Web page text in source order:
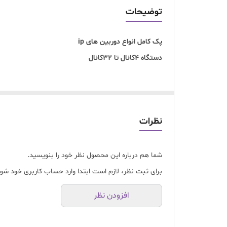
توضیحات
پک کامل انواع دوربین های ip
دستگاه 4کانال تا 32کانال
نظرات
شما هم درباره این محصول نظر خود را بنویسید.
برای ثبت نظر، لازم است ابتدا وارد حساب کاربری خود
افزودن نظر